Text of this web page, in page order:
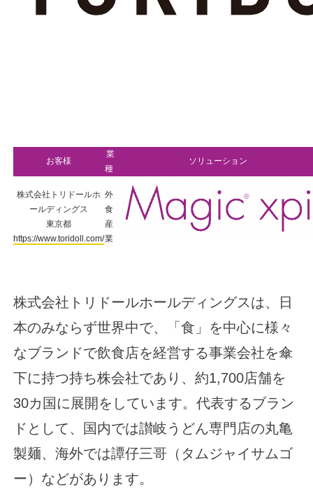
お客様
業
種
ソリューション
株式会社トリドールホ
ールディングス
東京都
https://www.toridoll.com/
外
食
産
業
株式会社トリドールホールディングスは、日
本のみならず世界中で、「食」を中心に様々
なブランドで飲食店を経営する事業会社を傘
下に持つ持ち株会社であり、約1,700店舗を
30カ国に展開をしています。代表するブラン
ドとして、国内では讃岐うどん専門店の丸亀
製麺、海外では譚仔三哥（タムジャイサムゴ
ー）などがあります。